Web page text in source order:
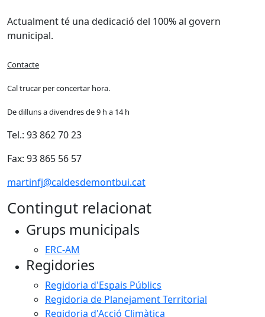
Actualment té una dedicació del 100% al govern
municipal.
Contacte
Cal trucar per concertar hora.
De dilluns a divendres de 9 h a 14 h
Tel.: 93 862 70 23
Fax: 93 865 56 57
martinfj@caldesdemontbui.cat
Contingut relacionat
Grups municipals
ERC-AM
Regidories
Regidoria d'Espais Públics
Regidoria de Planejament Territorial
Regidoria d'Acció Climàtica